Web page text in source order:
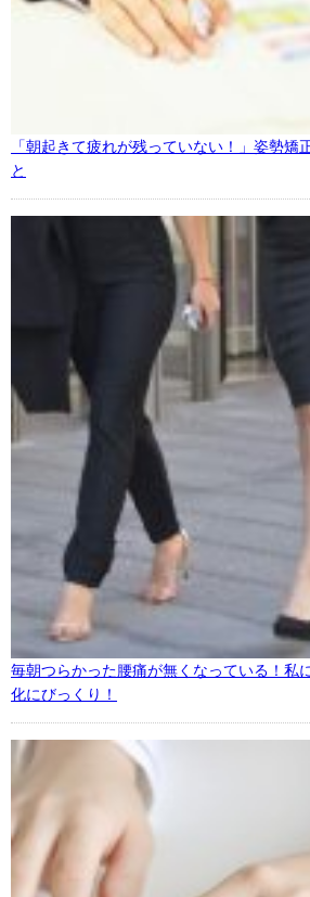
「朝起きて疲れが残っていない！」姿勢矯
と
毎朝つらかった腰痛が無くなっている！私
化にびっくり！